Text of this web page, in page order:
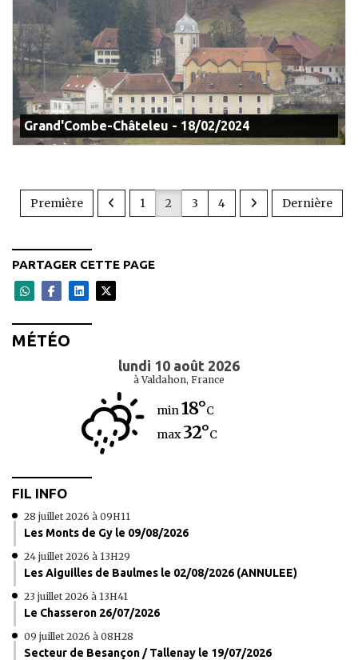
Grand'Combe-Châteleu - 18/02/2024
Première 1 2 3 4 Dernière
PARTAGER CETTE PAGE
MÉTÉO
lundi 10 août 2026
à Valdahon, France
min18°C
max32°C
FIL INFO
28 juillet 2026 à 09H11
Les Monts de Gy le 09/08/2026
24 juillet 2026 à 13H29
Les Aiguilles de Baulmes le 02/08/2026 (ANNULEE)
23 juillet 2026 à 13H41
Le Chasseron 26/07/2026
09 juillet 2026 à 08H28
Secteur de Besançon / Tallenay le 19/07/2026